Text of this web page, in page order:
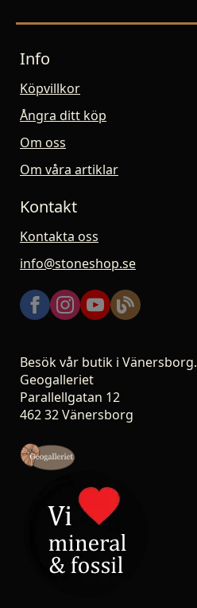
Info
Köpvillkor
Ångra ditt köp
Om oss
Om våra artiklar
Kontakt
Kontakta oss
info@stoneshop.se
Besök vår butik i Vänersborg.
Geogalleriet
Parallellgatan 12
462 32 Vänersborg